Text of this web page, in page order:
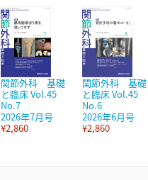
関節外科 基礎
と臨床 Vol.45
No.7
2026年7月号
¥2,860
関節外科 基礎
と臨床 Vol.45
No.6
2026年6月号
¥2,860